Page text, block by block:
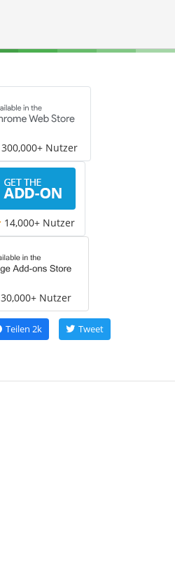
300,000+ Nutzer
14,000+ Nutzer
30,000+ Nutzer
Teilen 2k Tweet